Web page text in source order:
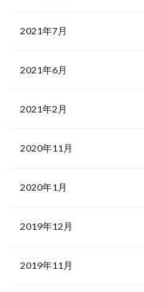
2021年7月
2021年6月
2021年2月
2020年11月
2020年1月
2019年12月
2019年11月